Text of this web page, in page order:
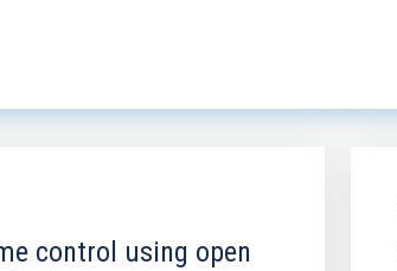
control using open